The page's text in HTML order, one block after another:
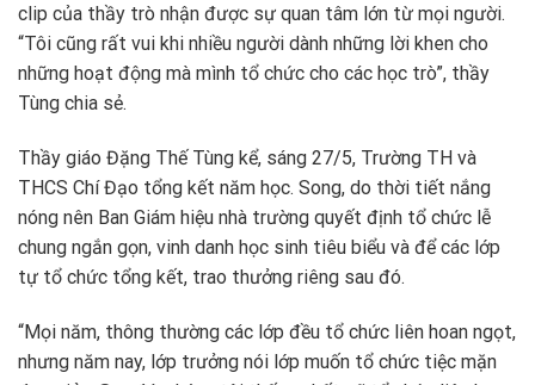
clip của thầy trò nhận được sự quan tâm lớn từ mọi người.
“Tôi cũng rất vui khi nhiều người dành những lời khen cho
những hoạt động mà mình tổ chức cho các học trò”, thầy
Tùng chia sẻ.
Thầy giáo Đặng Thế Tùng kể, sáng 27/5, Trường TH và
THCS Chí Đạo tổng kết năm học. Song, do thời tiết nắng
nóng nên Ban Giám hiệu nhà trường quyết định tổ chức lễ
chung ngắn gọn, vinh danh học sinh tiêu biểu và để các lớp
tự tổ chức tổng kết, trao thưởng riêng sau đó.
“Mọi năm, thông thường các lớp đều tổ chức liên hoan ngọt,
nhưng năm nay, lớp trưởng nói lớp muốn tổ chức tiệc mặn